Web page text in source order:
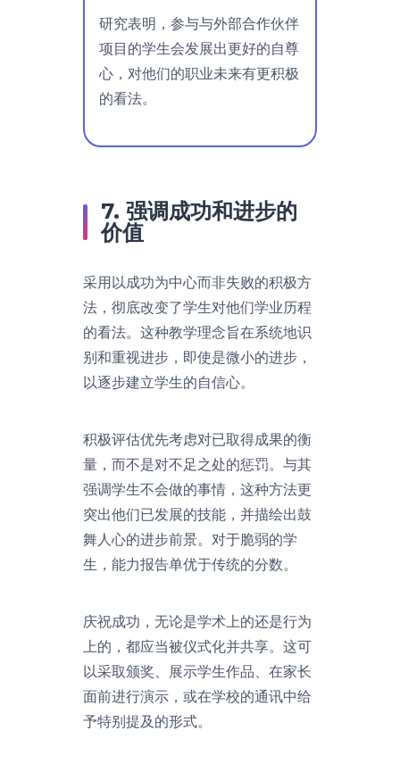
研究表明，参与与外部合作伙伴
项目的学生会发展出更好的自尊
心，对他们的职业未来有更积极
的看法。
7. 强调成功和进步的
价值
采用以成功为中心而非失败的积极方
法，彻底改变了学生对他们学业历程
的看法。这种教学理念旨在系统地识
别和重视进步，即使是微小的进步，
以逐步建立学生的自信心。
积极评估优先考虑对已取得成果的衡
量，而不是对不足之处的惩罚。与其
强调学生不会做的事情，这种方法更
突出他们已发展的技能，并描绘出鼓
舞人心的进步前景。对于脆弱的学
生，能力报告单优于传统的分数。
庆祝成功，无论是学术上的还是行为
上的，都应当被仪式化并共享。这可
以采取颁奖、展示学生作品、在家长
面前进行演示，或在学校的通讯中给
予特别提及的形式。